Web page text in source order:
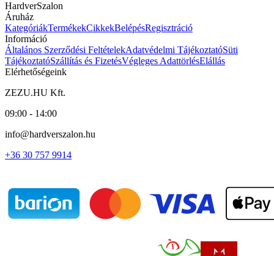
HardverSzalon
Áruház
KategóriákTermékekCikkekBelépésRegisztráció
Információ
Általános Szerződési FeltételekAdatvédelmi TájékoztatóSüti
TájékoztatóSzállítás és FizetésVégleges AdattörlésElállás
Elérhetőségeink
ZEZU.HU Kft.
09:00 - 14:00
info@hardverszalon.hu
+36 30 757 9914